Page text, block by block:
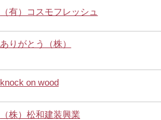
（有）コスモフレッシュ
ありがとう（株）
knock on wood
（株）松和建装興業